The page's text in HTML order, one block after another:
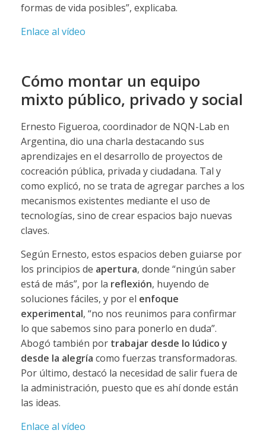
formas de vida posibles”, explicaba.
Enlace al vídeo
Cómo montar un equipo
mixto público, privado y social
Ernesto Figueroa, coordinador de NQN-Lab en
Argentina, dio una charla destacando sus
aprendizajes en el desarrollo de proyectos de
cocreación pública, privada y ciudadana. Tal y
como explicó, no se trata de agregar parches a los
mecanismos existentes mediante el uso de
tecnologías, sino de crear espacios bajo nuevas
claves.
Según Ernesto, estos espacios deben guiarse por
los principios de apertura, donde “ningún saber
está de más”, por la reflexión, huyendo de
soluciones fáciles, y por el enfoque
experimental, “no nos reunimos para confirmar
lo que sabemos sino para ponerlo en duda”.
Abogó también por trabajar desde lo lúdico y
desde la alegría como fuerzas transformadoras.
Por último, destacó la necesidad de salir fuera de
la administración, puesto que es ahí donde están
las ideas.
Enlace al vídeo